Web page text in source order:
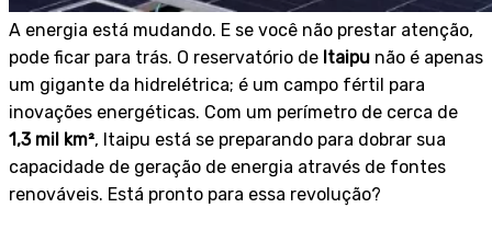
A energia está mudando. E se você não prestar atenção,
pode ficar para trás. O reservatório de Itaipu não é apenas
um gigante da hidrelétrica; é um campo fértil para
inovações energéticas. Com um perímetro de cerca de
1,3 mil km², Itaipu está se preparando para dobrar sua
capacidade de geração de energia através de fontes
renováveis. Está pronto para essa revolução?